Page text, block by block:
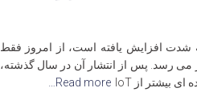
شدت افزایش یافته است، از امروز فقط
سال 2012 به حدود 6 میلیارد دلار می رسد. پس از انتشار آن در سال گذشته،
Read more…